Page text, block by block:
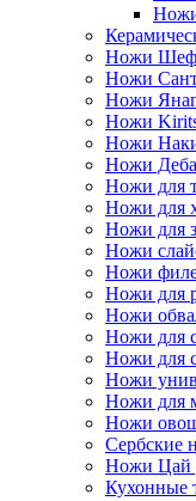
Ножи Шеф
Ножи
Ножи
Ножи
Ножи
Ножи Деба
Ножи для
Ножи для
Ножи для
Ножи
Ножи
Ножи для
Ножи
Ножи для
Ножи для
Ножи
Ножи для
Ножи
Сербские
Ножи Цай
Кухонные